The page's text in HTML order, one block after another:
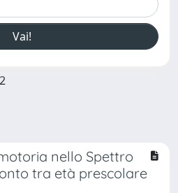
nello Spettro
tra età prescolare